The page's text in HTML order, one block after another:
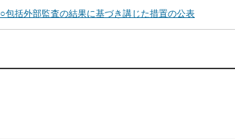
○包括外部監査の結果に基づき講じた措置の公表